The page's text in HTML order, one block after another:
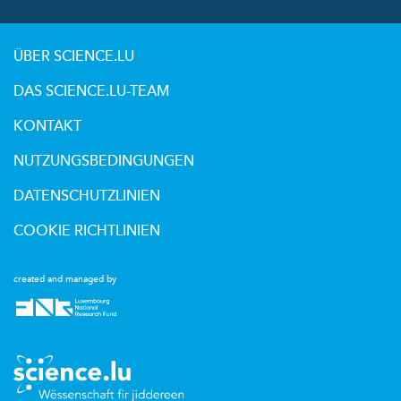
created and managed by
ÜBER SCIENCE.LU
DAS SCIENCE.LU-TEAM
KONTAKT
NUTZUNGSBEDINGUNGEN
DATENSCHUTZLINIEN
COOKIE RICHTLINIEN